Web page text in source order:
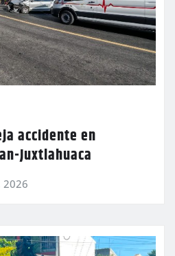
accidente en
Juxtlahuaca
2026